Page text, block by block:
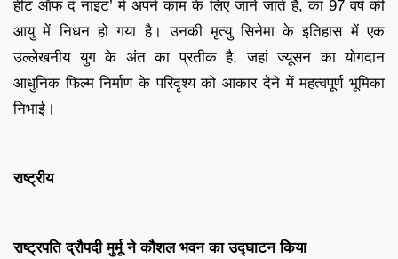
हीट ऑफ द नाइट’ में अपने काम के लिए जाने जाते हैं, का 97 वर्ष की
आयु में निधन हो गया है। उनकी मृत्यु सिनेमा के इतिहास में एक
उल्लेखनीय युग के अंत का प्रतीक है, जहां ज्यूसन का योगदान
आधुनिक फिल्म निर्माण के परिदृश्य को आकार देने में महत्वपूर्ण भूमिका
निभाई।
राष्ट्रीय
राष्ट्रपति द्रौपदी मुर्मू ने कौशल भवन का उद्घाटन किया